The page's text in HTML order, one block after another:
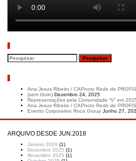
Ana Jesus Ribeiro / CAPhoto Rede de
(sem título) Dezembro 24, 2025
Representações pela Comunidade “V” em
Ana Jesus Ribeiro / CAPhoto Rede de
Evento Corporativo Roca Group Junho 27,
ARQUIVO DESDE JUN.2018
Janeiro 2026 (1)
Dezembro 2025 (1)
Novembro 2025 (1)